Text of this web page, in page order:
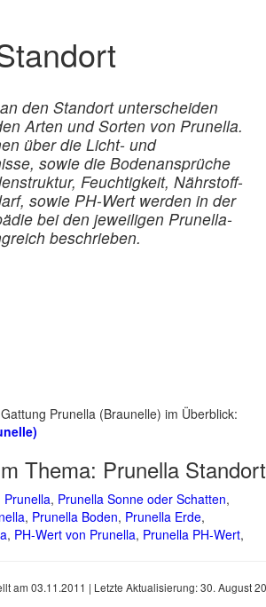
den Standort unterscheiden
Arten und Sorten von Prunella.
über die Licht- und
sowie die Bodenansprüche
Feuchtigkeit, Nährstoff-
sowie PH-Wert werden in der
bei den jeweiligen Prunella-
beschrieben.
Prunella (Braunelle) im Überblick:
Thema: Prunella Standort
Prunella, Prunella Sonne oder Schatten,
, Prunella Boden, Prunella Erde,
, PH-Wert von Prunella, Prunella PH-Wert,
am 03.11.2011 | Letzte Aktualisierung:30. August